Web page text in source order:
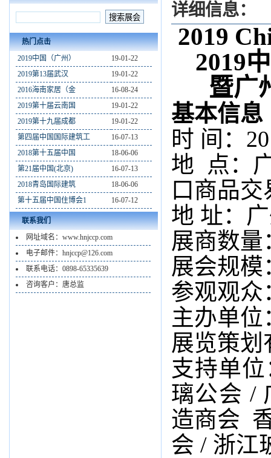
热门点击
2019中国（广州）
19-01-22
2019第13届武汉
19-01-22
2016海南家居（金
16-08-24
2019第十届云南国
19-01-22
2019第十九届成都
19-01-22
第四届中国国际建筑工
16-07-13
2018第十五届中国
18-06-06
第21届中国(北京)
16-07-13
2018青岛国际建筑
18-06-06
第十五届中国住博会1
16-07-12
联系我们
网址域名：www.hnjccp.com
电子邮件：hnjccp@126.com
联系电话：0898-65335639
咨询客户：唐总监
详细信息：
2019
2019
暨广
基本信息
时 间：
地
点：
口商品
地 址：
展商数量
展会规模
参观观众
主办单
展览策划
支持单
璃公会 /
造商会
会 / 浙江